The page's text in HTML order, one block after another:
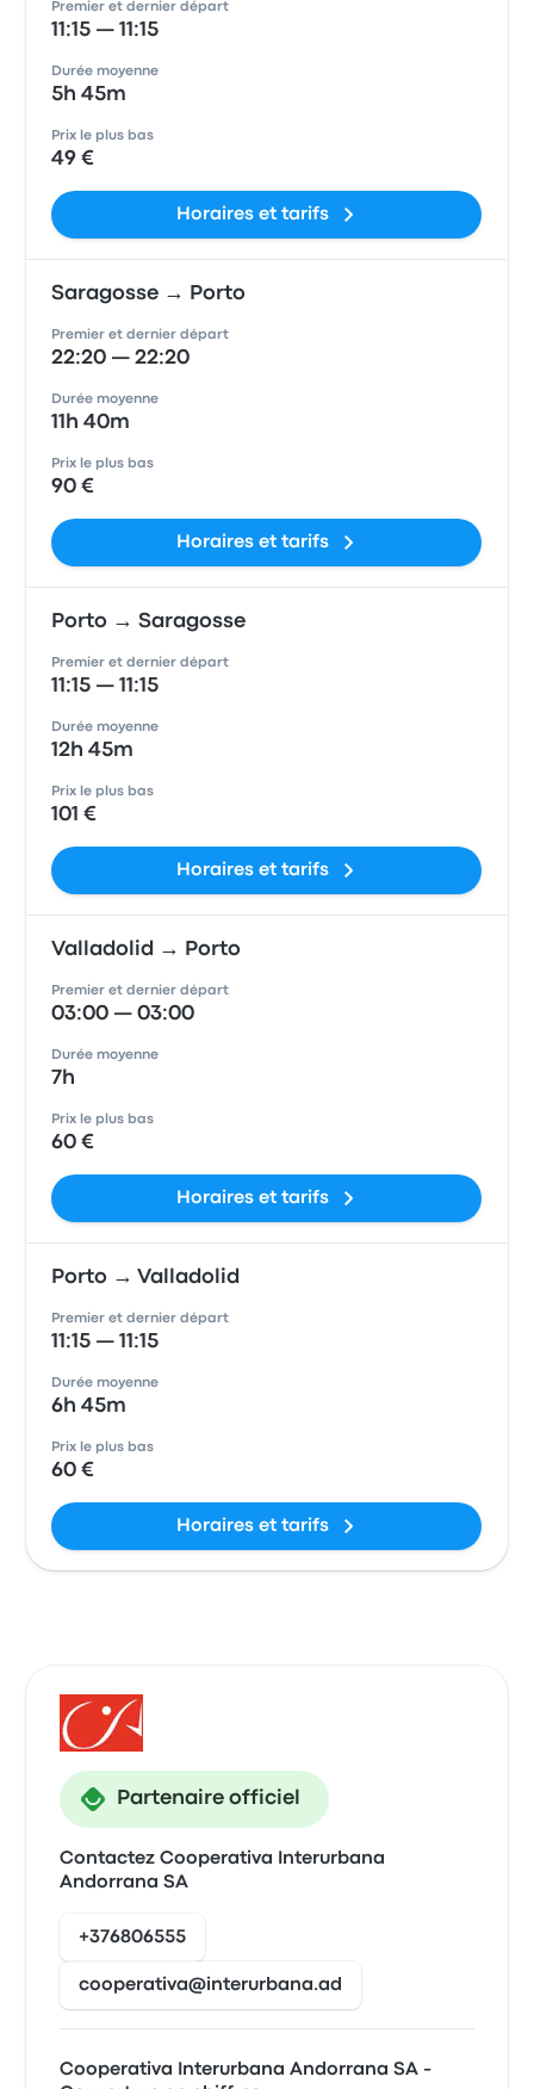
Premier et dernier départ
11:15 — 11:15
Durée moyenne
5h 45m
Prix le plus bas
49 €
Horaires et tarifs
Saragosse → Porto
Premier et dernier départ
22:20 — 22:20
Durée moyenne
11h 40m
Prix le plus bas
90 €
Horaires et tarifs
Porto → Saragosse
Premier et dernier départ
11:15 — 11:15
Durée moyenne
12h 45m
Prix le plus bas
101 €
Horaires et tarifs
Valladolid → Porto
Premier et dernier départ
03:00 — 03:00
Durée moyenne
7h
Prix le plus bas
60 €
Horaires et tarifs
Porto → Valladolid
Premier et dernier départ
11:15 — 11:15
Durée moyenne
6h 45m
Prix le plus bas
60 €
Horaires et tarifs
Partenaire officiel
Contactez Cooperativa Interurbana
Andorrana SA
+376806555
cooperativa@interurbana.ad
Cooperativa Interurbana Andorrana SA -